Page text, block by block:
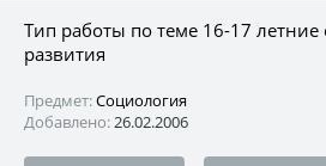
Тип работы по теме 16-17 летние
развития
Предмет:Социология
Добавлено:26.02.2006